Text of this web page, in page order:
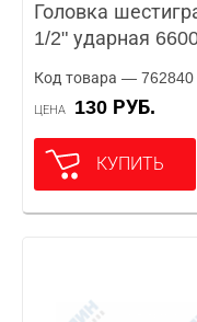
Головка
1/2" ударная
Код товара — 762840
ЦЕНА 130 РУБ.
КУПИТЬ